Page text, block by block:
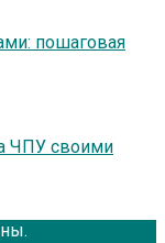
пошаговая
ЧПУ своими